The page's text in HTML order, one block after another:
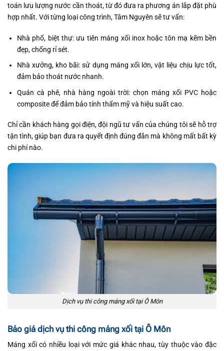
toán lưu lượng nước cần thoát, từ đó đưa ra phương án lắp đặt phù
hợp nhất. Với từng loại công trình, Tâm Nguyên sẽ tư vấn:
Nhà phố, biệt thự: ưu tiên máng xối inox hoặc tôn mạ kẽm bền
đẹp, chống rỉ sét.
Nhà xưởng, kho bãi: sử dụng máng xối lớn, vật liệu chịu lực tốt,
đảm bảo thoát nước nhanh.
Quán cà phê, nhà hàng ngoài trời: chọn máng xối PVC hoặc
composite để đảm bảo tính thẩm mỹ và hiệu suất cao.
Chỉ cần khách hàng gọi điện, đội ngũ tư vấn của chúng tôi sẽ hỗ trợ
tận tình, giúp bạn đưa ra quyết định đúng đắn mà không mất bất kỳ
chi phí nào.
Dịch vụ thi công máng xối tại Ô Môn
Báo giá dịch vụ thi công máng xối tại Ô Môn
Máng xối có nhiều loại với mức giá khác nhau, tùy thuộc vào đặc